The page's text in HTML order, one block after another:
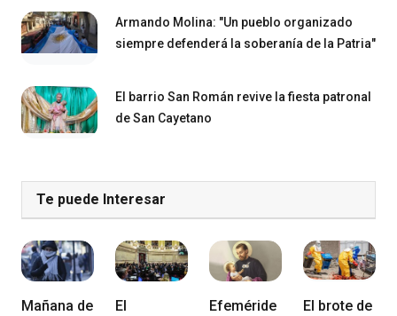
Armando Molina: "Un pueblo organizado
siempre defenderá la soberanía de la Patria"
El barrio San Román revive la fiesta patronal
de San Cayetano
Te puede Interesar
Mañana de
El
Efeméride
El brote de